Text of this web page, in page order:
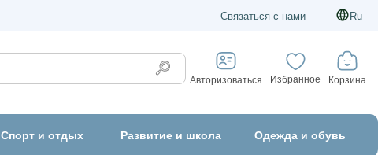
Связаться с нами Ru
Авторизоваться Избранное Корзина
Спорт и отдых Развитие и школа Одежда и обувь